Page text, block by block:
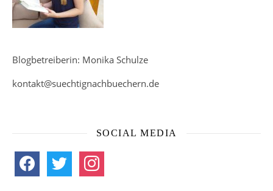
Blogbetreiberin: Monika Schulze
kontakt@suechtignachbuechern.de
SOCIAL MEDIA
facebook twitter instagram